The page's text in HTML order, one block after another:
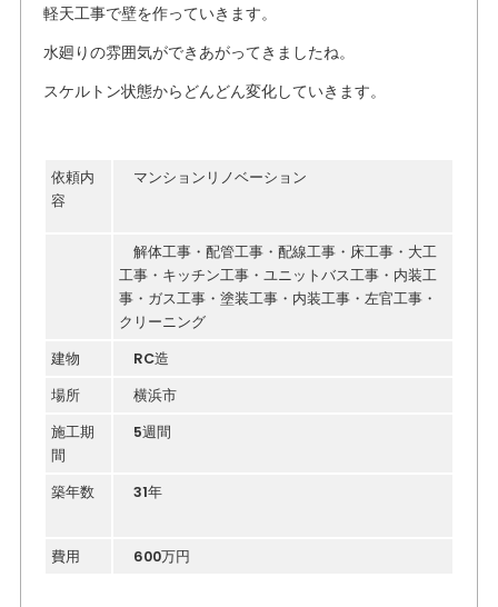
軽天工事で壁を作っていきます。
水廻りの雰囲気ができあがってきましたね。
スケルトン状態からどんどん変化していきます。
依頼内
容
マンションリノベーション
解体工事・配管工事・配線工事・床工事・大工
工事・キッチン工事・ユニットバス工事・内装工
事・ガス工事・塗装工事・内装工事・左官工事・
クリーニング
建物
RC造
場所
横浜市
施工期
間
5週間
築年数 31年
費用 600万円